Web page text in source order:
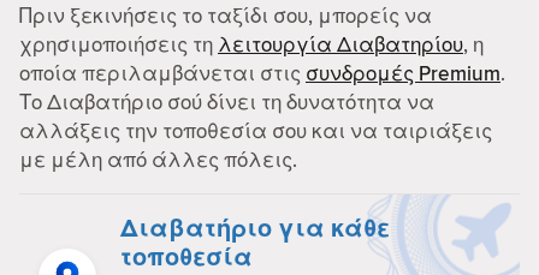
Πριν ξεκινήσεις το ταξίδι σου, μπορείς να
χρησιμοποιήσεις τη λειτουργία Διαβατηρίου, η
οποία περιλαμβάνεται στις συνδρομές Premium.
Το Διαβατήριο σού δίνει τη δυνατότητα να
αλλάξεις την τοποθεσία σου και να ταιριάξεις
με μέλη από άλλες πόλεις.
Διαβατήριο για κάθε
τοποθεσία